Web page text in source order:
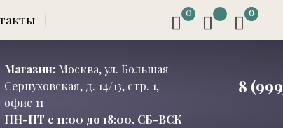
0 0
0
Магазин: Москва, ул. Большая
Серпуховская, д. 14/13, стр. 1,
офис 11
ПН-ПТ с 11:00 до 18:00, СБ-ВСК
8